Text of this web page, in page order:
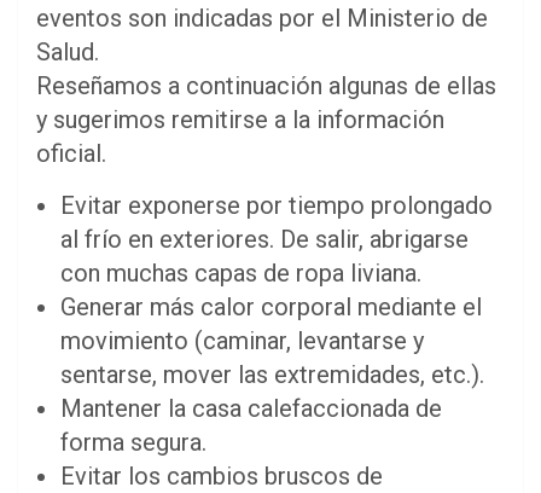
eventos son indicadas por el Ministerio de
Salud.
Reseñamos a continuación algunas de ellas
y sugerimos remitirse a la información
oficial.
Evitar exponerse por tiempo prolongado
al frío en exteriores. De salir, abrigarse
con muchas capas de ropa liviana.
Generar más calor corporal mediante el
movimiento (caminar, levantarse y
sentarse, mover las extremidades, etc.).
Mantener la casa calefaccionada de
forma segura.
Evitar los cambios bruscos de